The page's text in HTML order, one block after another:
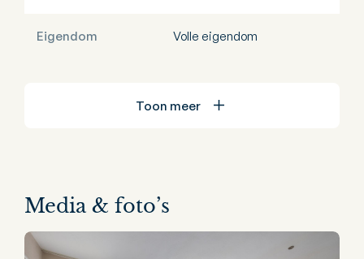
Eigendom Volle eigendom
Toon meer
Media & foto’s